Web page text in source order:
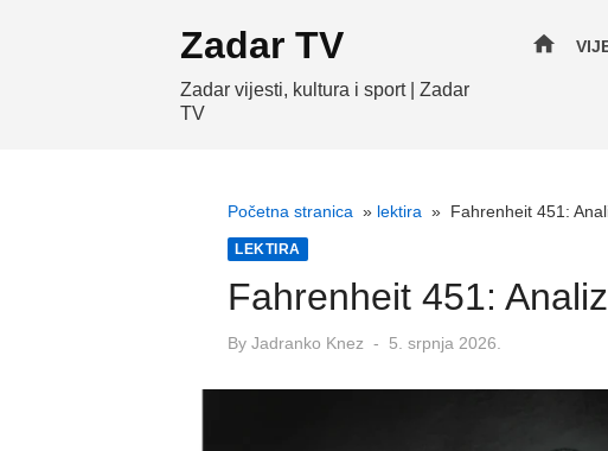
Zadar TV
Zadar vijesti, kultura i sport | Zadar
TV
home
Početna stranica » lektira » Fahrenheit 451:
LEKTIRA
Fahrenheit 451:
By Jadranko Knez
Posted
5. srpnja 2026.